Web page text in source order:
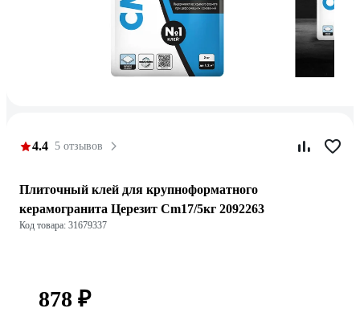
4.4 5 отзывов
Плиточный клей для крупноформатного
керамогранита Церезит Cm17/5кг 2092263
Код товара: 31679337
878 ₽